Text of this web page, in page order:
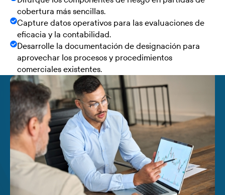
cobertura más sencillas.
Capture datos operativos para las evaluaciones de
eficacia y la contabilidad.
Desarrolle la documentación de designación para
aprovechar los procesos y procedimientos
comerciales existentes.